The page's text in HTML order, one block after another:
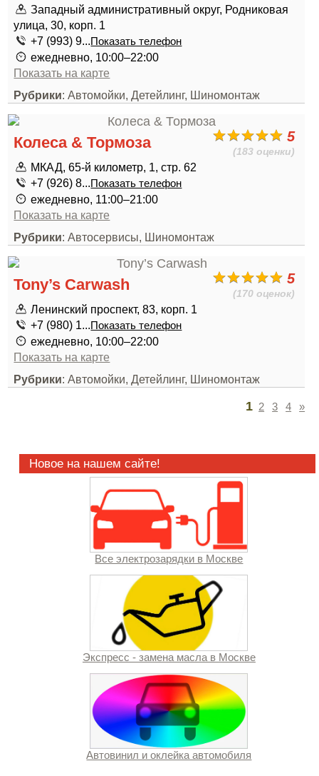
Западный административный округ, Родниковая
улица, 30, корп. 1
+7 (993) 9...Показать телефон
ежедневно, 10:00–22:00
Показать на карте
Рубрики: Автомойки, Детейлинг, Шиномонтаж
5
(183 оценки)
Колеса & Тормоза
МКАД, 65-й километр, 1, стр. 62
+7 (926) 8...Показать телефон
ежедневно, 11:00–21:00
Показать на карте
Рубрики: Автосервисы, Шиномонтаж
5
(170 оценок)
Tony’s Carwash
Ленинский проспект, 83, корп. 1
+7 (980) 1...Показать телефон
ежедневно, 10:00–22:00
Показать на карте
Рубрики: Автомойки, Детейлинг, Шиномонтаж
1 2 3 4 »
Новое на нашем сайте!
Все электрозарядки в Москве
Экспресс - замена масла в Москве
Автовинил и оклейка автомобиля